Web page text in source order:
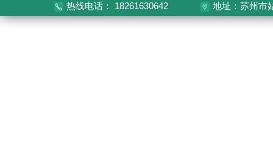
热线电话： 18261630642 地址：苏州市